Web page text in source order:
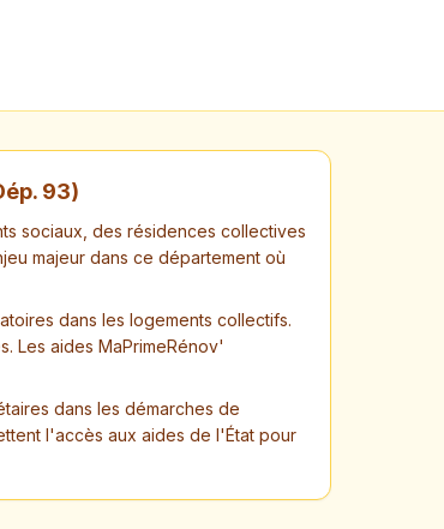
93)
sociaux, des résidences collectives
majeur dans ce département où
dans les logements collectifs.
Les aides MaPrimeRénov'
dans les démarches de
l'accès aux aides de l'État pour